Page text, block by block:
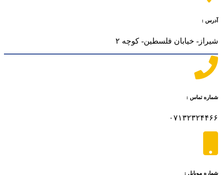
آدرس :
شیراز- خیابان فلسطین- کوچه ۲
شماره تماس :
۰۷۱۳۲۳۲۴۴۶۶
شماره موبایل :